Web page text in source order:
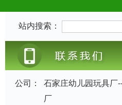
站内搜索：
公司：
石家庄幼儿园玩具厂
厂